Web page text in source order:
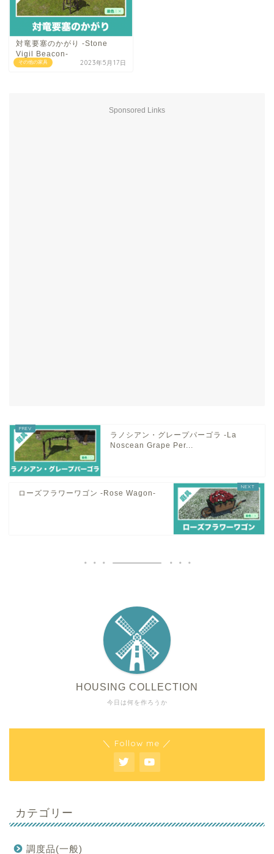
その他の家具
対竜要塞のかがり -Stone
Vigil Beacon-
2023年5月17日
Sponsored Links
ラノシアン・グレープパーゴラ -La
Noscean Grape Per...
ローズフラワーワゴン -Rose Wagon-
今日は何を作ろうか
HOUSING COLLECTION
＼ Follow me ／
カテゴリー
調度品(一般)